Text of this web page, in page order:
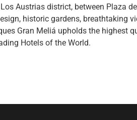
Austrias district, between Plaza
historic gardens, breathtaking
Gran Meliá upholds the highest
Hotels of the World.